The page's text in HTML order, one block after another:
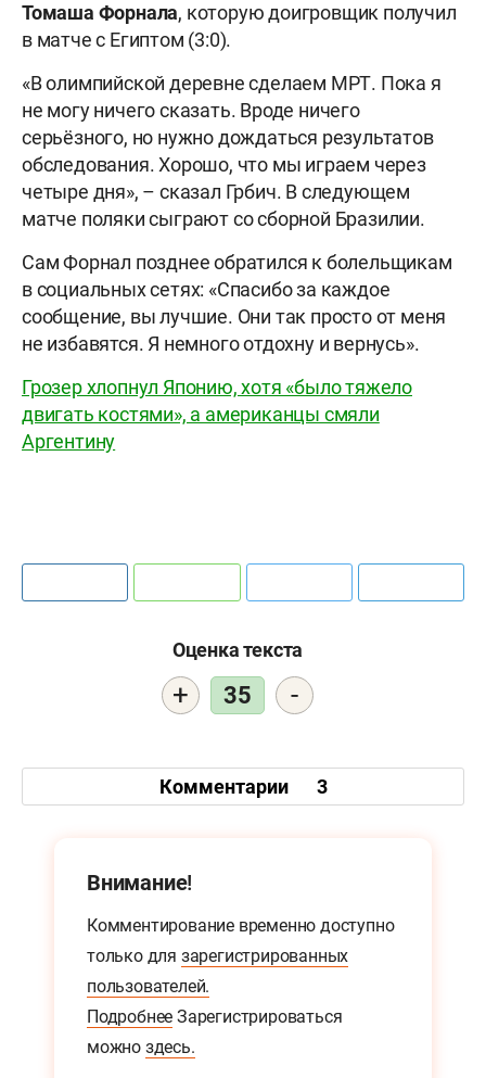
Томаша Форнала, которую доигровщик получил
в матче с Египтом (3:0).
«В олимпийской деревне сделаем МРТ. Пока я
не могу ничего сказать. Вроде ничего
серьёзного, но нужно дождаться результатов
обследования. Хорошо, что мы играем через
четыре дня», – сказал Грбич. В следующем
матче поляки сыграют со сборной Бразилии.
Сам Форнал позднее обратился к болельщикам
в социальных сетях: «Спасибо за каждое
сообщение, вы лучшие. Они так просто от меня
не избавятся. Я немного отдохну и вернусь».
Грозер хлопнул Японию, хотя «было тяжело
двигать костями», а американцы смяли
Аргентину
Оценка текста
+ 35 -
Комментарии 3
Внимание!
Комментирование временно доступно
только для зарегистрированных
пользователей.
Подробнее Зарегистрироваться
можно здесь.